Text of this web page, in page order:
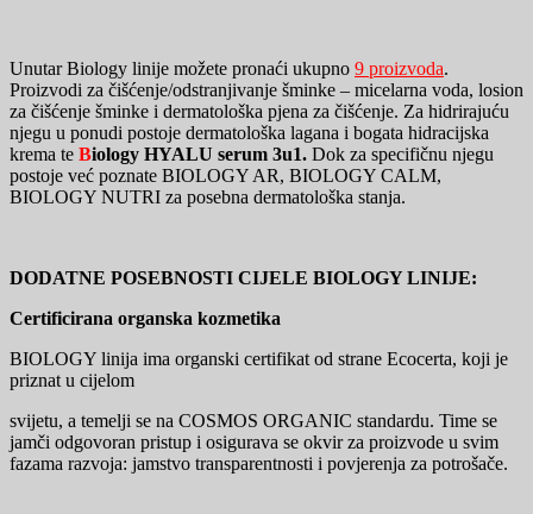
Unutar Biology linije možete pronaći ukupno 9 proizvoda.
Proizvodi za čišćenje/odstranjivanje šminke – micelarna voda, losion
za čišćenje šminke i dermatološka pjena za čišćenje. Za hidrirajuću
njegu u ponudi postoje dermatološka lagana i bogata hidracijska
krema te Biology HYALU serum 3u1. Dok za specifičnu njegu
postoje već poznate BIOLOGY AR, BIOLOGY CALM,
BIOLOGY NUTRI za posebna dermatološka stanja.
DODATNE POSEBNOSTI CIJELE BIOLOGY LINIJE:
Certificirana organska kozmetika
BIOLOGY linija ima organski certifikat od strane Ecocerta, koji je
priznat u cijelom
svijetu, a temelji se na COSMOS ORGANIC standardu. Time se
jamči odgovoran pristup i osigurava se okvir za proizvode u svim
fazama razvoja: jamstvo transparentnosti i povjerenja za potrošače.